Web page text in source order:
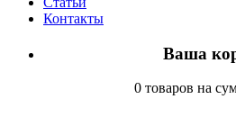
Контакты
Ваша
0 товаров на